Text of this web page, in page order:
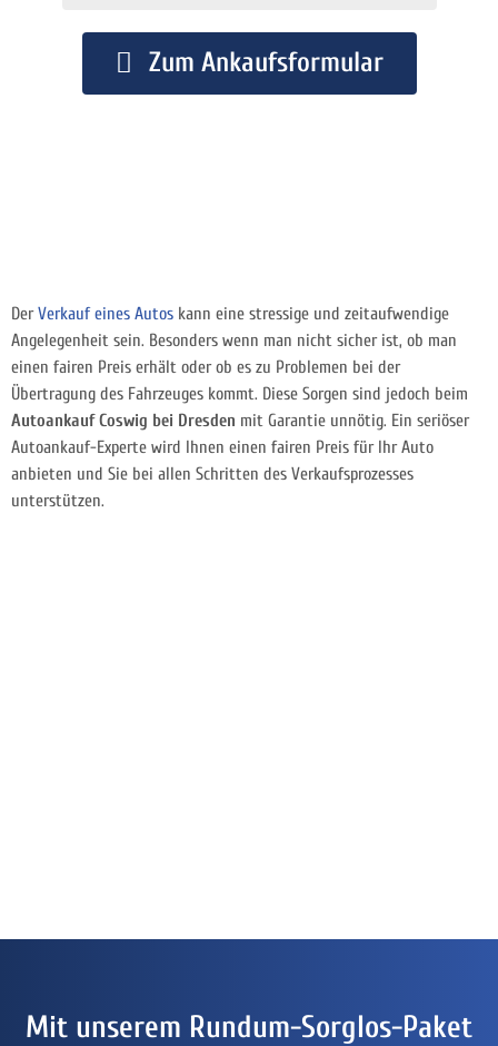
Zum Ankaufsformular
DerVerkauf eines Autos kann eine stressige und zeitaufwendige
Angelegenheit sein. Besonders wenn man nicht sicher ist, ob man
einen fairen Preis erhält oder ob es zu Problemen bei der
Übertragung des Fahrzeuges kommt. Diese Sorgen sind jedoch beim
Autoankauf Coswig bei Dresden mit Garantie unnötig. Ein seriöser
Autoankauf-Experte wird Ihnen einen fairen Preis für Ihr Auto
anbieten und Sie bei allen Schritten des Verkaufsprozesses
unterstützen.
Mit unserem Rundum-Sorglos-Paket